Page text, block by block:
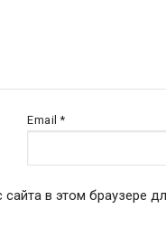
Email*
в этом браузере